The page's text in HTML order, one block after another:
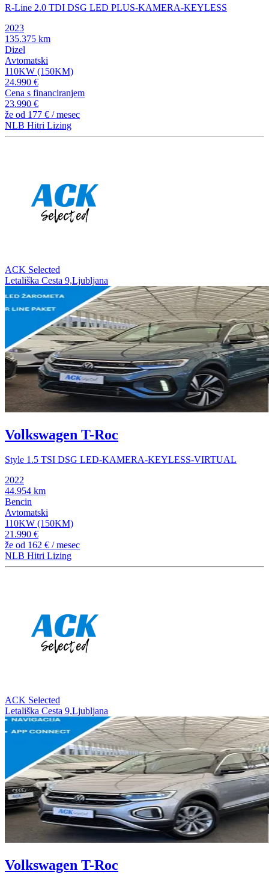
R-Line 2.0 TDI DSG LED PLUS-KAMERA-KEYLESS
2023
135.375 km
Dizel
Avtomatski
110KW (150KM)
24.990 €
Cena s financiranjem
23.990 €
že od 177 € / mesec
NLB Hitri Lizing
ACK Selected
Letališka Cesta 9,Ljubljana
Volkswagen T-Roc
Style 1.5 TSI DSG LED-KAMERA-KEYLESS-VIRTUAL
2022
44.954 km
Bencin
Avtomatski
110KW (150KM)
21.990 €
že od 162 € / mesec
NLB Hitri Lizing
ACK Selected
Letališka Cesta 9,Ljubljana
Volkswagen T-Roc